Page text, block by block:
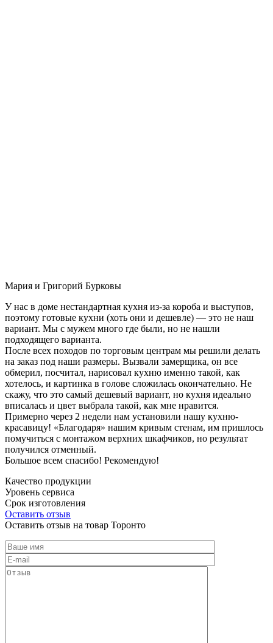
Мария и Григорий Бурковы
У нас в доме нестандартная кухня из-за короба и выступов,
поэтому готовые кухни (хоть они и дешевле) — это не наш
вариант. Мы с мужем много где были, но не нашли
подходящего варианта.
После всех походов по торговым центрам мы решили делать
на заказ под наши размеры. Вызвали замерщика, он все
обмерил, посчитал, нарисовал кухню именно такой, как
хотелось, и картинка в голове сложилась окончательно. Не
скажу, что это самый дешевый вариант, но кухня идеально
вписалась и цвет выбрала такой, как мне нравится.
Примерно через 2 недели нам установили нашу кухню-
красавицу! «Благодаря» нашим кривым стенам, им пришлось
помучиться с монтажом верхних шкафчиков, но результат
получился отменный.
Большое всем спасибо! Рекомендую!
Качество продукции
Уровень сервиса
Срок изготовления
Оставить отзыв
Оставить отзыв на товар Торонто